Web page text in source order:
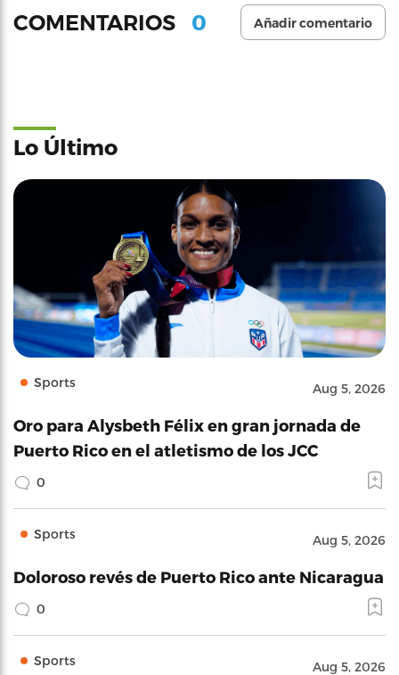
COMENTARIOS 0 Añadir comentario
Lo Último
Sports Aug 5, 2026
Oro para Alysbeth Félix en gran jornada de
Puerto Rico en el atletismo de los JCC
0
Sports Aug 5, 2026
Doloroso revés de Puerto Rico ante Nicaragua
0
Sports Aug 5, 2026